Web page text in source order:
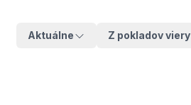
Aktuálne Z pokladov viery